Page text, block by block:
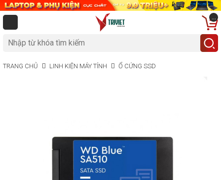
...
TRANG CHỦ LINH KIỆN MÁY TÍNH Ổ CỨNG SSD